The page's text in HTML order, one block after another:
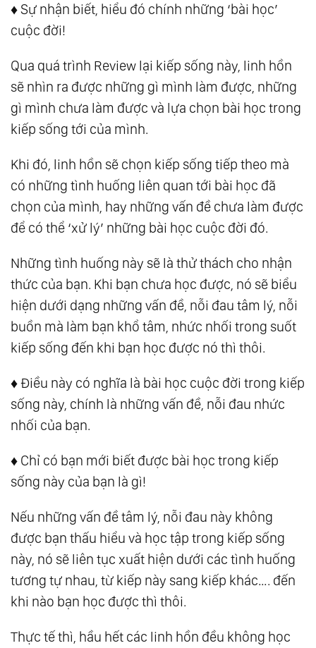
♦️ Sự nhận biết, hiểu đó chính những ‘bài học’
cuộc đời!
Qua quá trình Review lại kiếp sống này, linh hồn
sẽ nhìn ra được những gì mình làm được, những
gì mình chưa làm được và lựa chọn bài học trong
kiếp sống tới của mình.
Khi đó, linh hồn sẽ chọn kiếp sống tiếp theo mà
có những tình huống liên quan tới bài học đã
chọn của mình, hay những vấn đề chưa làm được
để có thể ‘xử lý’ những bài học cuộc đời đó.
Những tình huống này sẽ là thử thách cho nhận
thức của bạn. Khi bạn chưa học được, nó sẽ biểu
hiện dưới dạng những vấn đề, nỗi đau tâm lý, nỗi
buồn mà làm bạn khổ tâm, nhức nhối trong suốt
kiếp sống đến khi bạn học được nó thì thôi.
♦️ Điều này có nghĩa là bài học cuộc đời trong kiếp
sống này, chính là những vấn đề, nỗi đau nhức
nhối của bạn.
♦️ Chỉ có bạn mới biết được bài học trong kiếp
sống này của bạn là gì!
Nếu những vấn đề tâm lý, nỗi đau này không
được bạn thấu hiểu và học tập trong kiếp sống
này, nó sẽ liên tục xuất hiện dưới các tình huống
tương tự nhau, từ kiếp này sang kiếp khác…. đến
khi nào bạn học được thì thôi.
Thực tế thì, hầu hết các linh hồn đều không học